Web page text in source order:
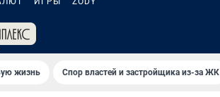
жизнь Спор властей и застройщика из-за ЖК